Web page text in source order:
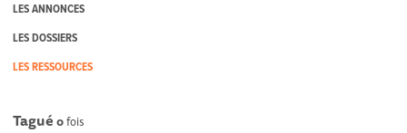
LES ANNONCES
LES DOSSIERS
LES RESSOURCES
Tagué 0fois